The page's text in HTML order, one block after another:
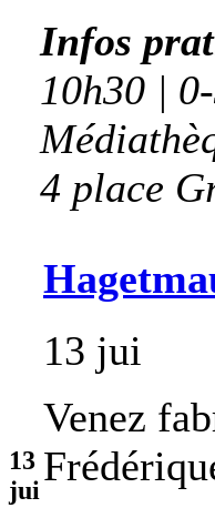
Infos
10h30 |
4 place
13
jui
13 jui
Venez